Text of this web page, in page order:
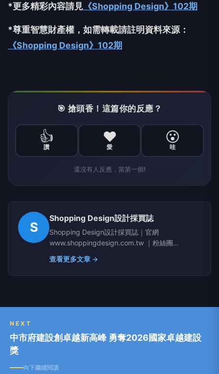
*更多精彩內容請見 《Shopping Design》102期
*尊重智慧財產權，如需轉載請註明資料來源：
《Shopping Design》102期
🎯 搶頭香！這篇你的反應？
👍
讚
❤️
愛
😮
哇
還沒有人反應，當第一個!
S
Shopping Design設計採買誌
Shopping Design設計採買誌｜官網
www.shoppingdesign.com.tw ｜粉絲團
www.facebook.com/shoppingdesign
查看更多文章 →
NEXT
中市府建設創卓越新高峰 勇奪2026國家卓越建設
獎
向下繼續閱讀